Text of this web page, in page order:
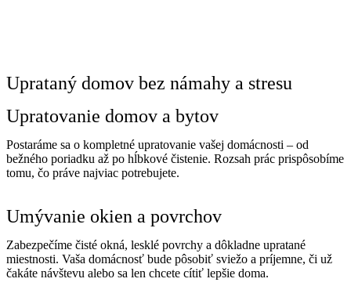
Uprataný domov bez námahy a stresu
Upratovanie domov a bytov
Postaráme sa o kompletné upratovanie vašej domácnosti – od
bežného poriadku až po hĺbkové čistenie. Rozsah prác prispôsobíme
tomu, čo práve najviac potrebujete.
Umývanie okien a povrchov
Zabezpečíme čisté okná, lesklé povrchy a dôkladne upratané
miestnosti. Vaša domácnosť bude pôsobiť sviežo a príjemne, či už
čakáte návštevu alebo sa len chcete cítiť lepšie doma.